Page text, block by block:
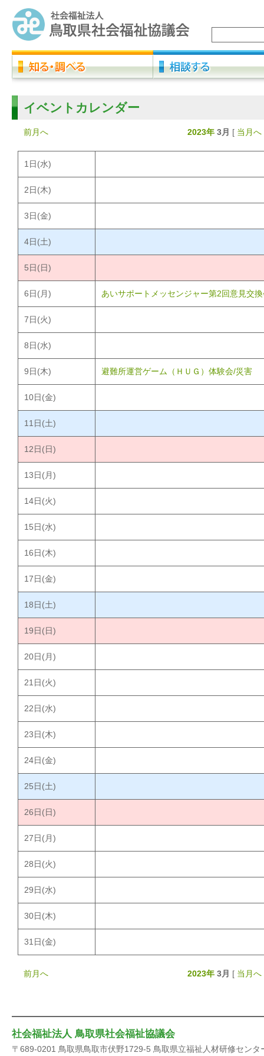
イベントカレンダー
前月へ 2023年 3月 [ 当月へ
1 日(水)
2日(木)
3日(金)
4日(土)
5日(日)
6日(月) あいサポートメッセンジャー第2回意見交
7日(火)
8日(水)
9日(木) 避難所運営ゲーム（ＨＵＧ）体験会/災害
10日(金)
11 日(土)
12日(日)
13日(月)
14日(火)
15日(水)
16日(木)
17日(金)
18日(土)
19日(日)
20日(月)
21 日(火)
22日(水)
23日(木)
24日(金)
25日(土)
26日(日)
27日(月)
28日(火)
29日(水)
30日(木)
31 日(金)
前月へ 2023年 3月 [ 当月へ
社会福祉法人 鳥取県社会福祉協議会
〒689-0201 鳥取県鳥取市伏野1729-5 鳥取県立福祉人材研修センタ